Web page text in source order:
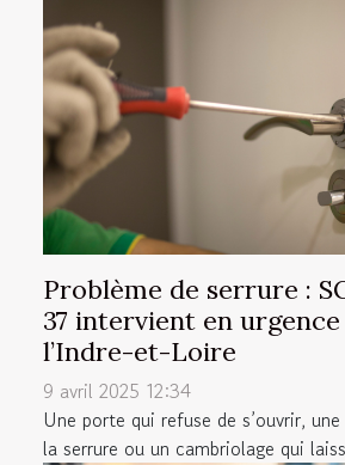
Problème de serrure :
37 intervient en
l’Indre-et-Loire
9 avril 2025 12:34
Une porte qui refuse de s’ouvrir,
la serrure ou un cambriolage qui